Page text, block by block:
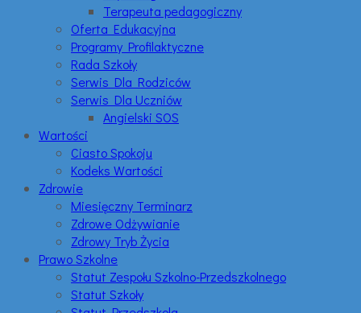
Terapeuta pedagogiczny
Oferta Edukacyjna
Programy Profilaktyczne
Rada Szkoły
Serwis Dla Rodziców
Serwis Dla Uczniów
Angielski SOS
Wartości
Ciasto Spokoju
Kodeks Wartości
Zdrowie
Miesięczny Terminarz
Zdrowe Odżywianie
Zdrowy Tryb Życia
Prawo Szkolne
Statut Zespołu Szkolno-Przedszkolnego
Statut Szkoły